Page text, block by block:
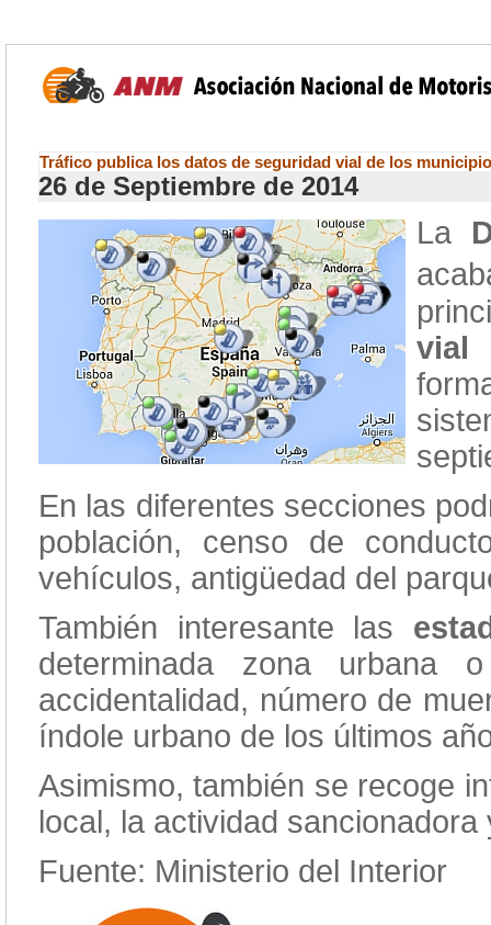
Tráfico publica los datos de seguridad vial de los
26 de Septiembre de 2014
La
vial
En las diferentes secciones
población, censo de
vehículos, antigüedad del
También interesante las
determinada zona
accidentalidad, número de
índole urbano de los últimos
Asimismo, también se recoge
local, la actividad
Fuente: Ministerio del Interior